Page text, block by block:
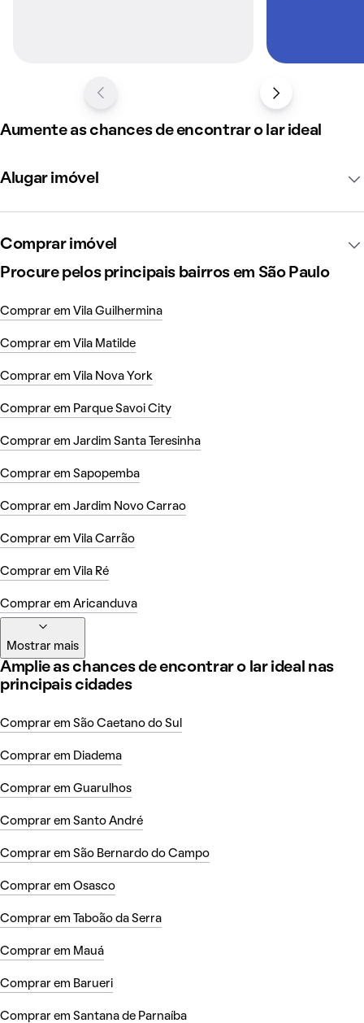
Comprar um imóvel no Jardim Santa Maria é investir em
qualidade de vida, conforto e conveniência, em um bairro
Como é morar em Jardim Santa Maria
Aumente as chances de encontrar o lar ideal
Alugar imóvel
Comprar imóvel
Procure pelos principais bairros em São Paulo
Comprar em Vila Guilhermina
Comprar em Vila Matilde
Comprar em Vila Nova York
Comprar em Parque Savoi City
Comprar em Jardim Santa Teresinha
Comprar em Sapopemba
Comprar em Jardim Novo Carrao
Comprar em Vila Carrão
Comprar em Vila Ré
Comprar em Aricanduva
Mostrar mais
Amplie as chances de encontrar o lar ideal nas
principais cidades
Comprar em São Caetano do Sul
Comprar em Diadema
Comprar em Guarulhos
Comprar em Santo André
Comprar em São Bernardo do Campo
Comprar em Osasco
Comprar em Taboão da Serra
Comprar em Mauá
Comprar em Barueri
Comprar em Santana de Parnaíba